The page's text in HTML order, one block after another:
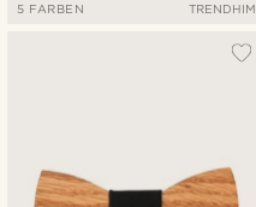
5 FARBEN TRENDHIM